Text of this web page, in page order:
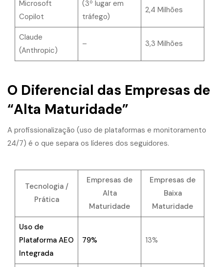
Microsoft
Copilot
(3º lugar em
tráfego)
2,4 Milhões
Claude
(Anthropic)
– 3,3 Milhões
O Diferencial das Empresas de
“Alta Maturidade”
A profissionalização (uso de plataformas e monitoramento
24/7) é o que separa os líderes dos seguidores.
Tecnologia /
Prática
Empresas de
Alta
Maturidade
Empresas de
Baixa
Maturidade
Uso de
Plataforma AEO
Integrada
79% 13%